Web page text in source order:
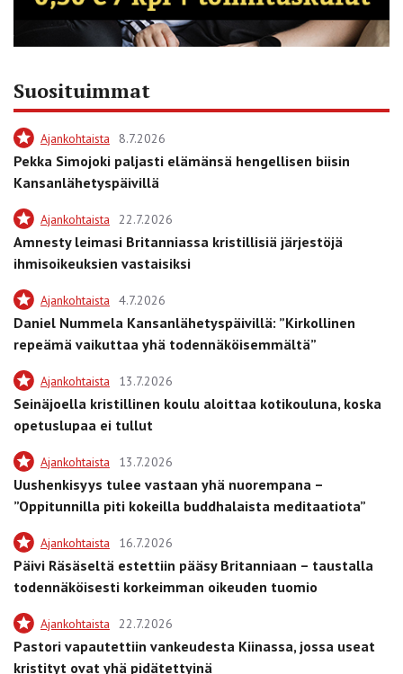
Suosituimmat
Ajankohtaista 8.7.2026
Pekka Simojoki paljasti elämänsä hengellisen biisin
Kansanlähetyspäivillä
Ajankohtaista 22.7.2026
Amnesty leimasi Britanniassa kristillisiä järjestöjä
ihmisoikeuksien vastaisiksi
Ajankohtaista 4.7.2026
Daniel Nummela Kansanlähetyspäivillä: ”Kirkollinen
repeämä vaikuttaa yhä todennäköisemmältä”
Ajankohtaista 13.7.2026
Seinäjoella kristillinen koulu aloittaa kotikouluna, koska
opetuslupaa ei tullut
Ajankohtaista 13.7.2026
Uushenkisyys tulee vastaan yhä nuorempana –
”Oppitunnilla piti kokeilla buddhalaista meditaatiota”
Ajankohtaista 16.7.2026
Päivi Räsäseltä estettiin pääsy Britanniaan – taustalla
todennäköisesti korkeimman oikeuden tuomio
Ajankohtaista 22.7.2026
Pastori vapautettiin vankeudesta Kiinassa, jossa useat
kristityt ovat yhä pidätettyinä